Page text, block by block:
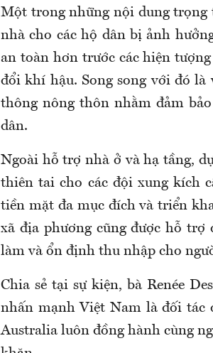
Một trong những nội dung trọng
nhà cho các hộ dân bị ảnh
an toàn hơn trước các hiện
đổi khí hậu. Song song với đó là
thông nông thôn nhằm đảm
dân.
Ngoài hỗ trợ nhà ở và hạ tầng,
thiên tai cho các đội xung kích
tiền mặt đa mục đích và triển
xã địa phương cũng được hỗ trợ
làm và ổn định thu nhập cho
Chia sẻ tại sự kiện, bà Renée
nhấn mạnh Việt Nam là đối tác
Australia luôn đồng hành cùng